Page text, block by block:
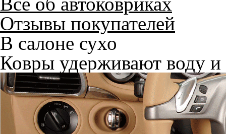
Отзывы покупателей
В салоне сухо
Ковры удерживают воду и